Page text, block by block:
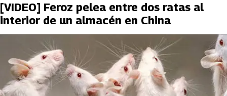
[VIDEO] Feroz pelea entre dos ratas al
interior de un almacén en China